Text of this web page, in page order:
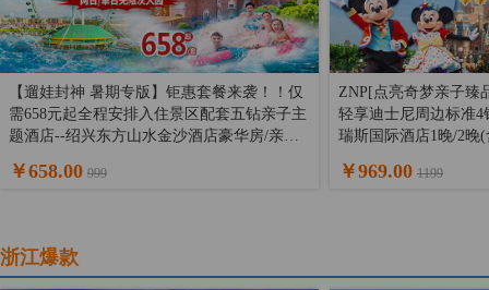
【遛娃封神 暑期专版】钜惠套餐来袭！！仅
需658元起全程安排入住景区配套五钻亲子主
题酒店--绍兴东方山水金沙酒店豪华房/亲子
国/酷玩王国/水之王国双人门票，开启度假新
￥658.00 999
ZNP[点亮奇梦亲子臻
轻享迪士尼周边标准
瑞斯国际酒店1晚/2晚
疯狂动物城!
￥969.00 1199
浙江爆款